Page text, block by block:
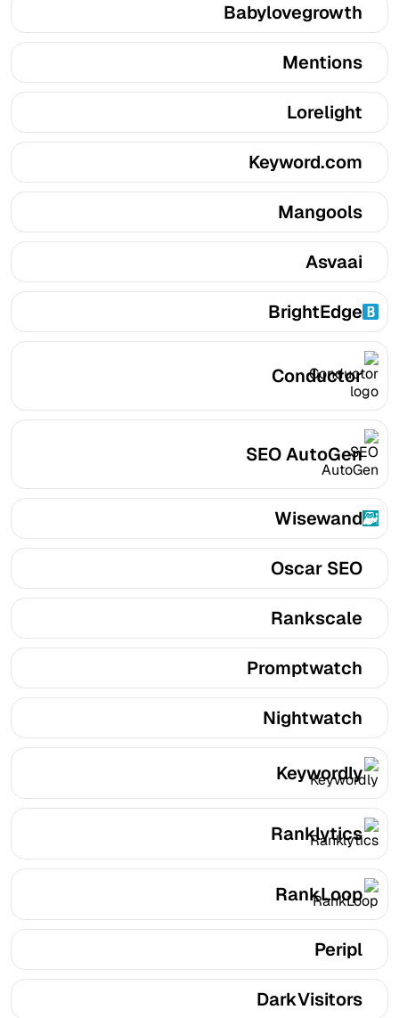
Babylovegrowth
Mentions
Lorelight
Keyword.com
Mangools
Asvaai
BrightEdge
Conductor
SEO AutoGen
Wisewand
Oscar SEO
Rankscale
Promptwatch
Nightwatch
Keywordly
Ranklytics
RankLoop
Peripl
DarkVisitors